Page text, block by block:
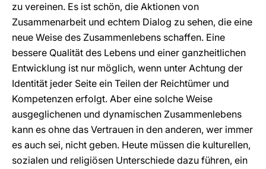
zu vereinen. Es ist schön, die Aktionen von
Zusammenarbeit und echtem Dialog zu sehen, die eine
neue Weise des Zusammenlebens schaffen. Eine
bessere Qualität des Lebens und einer ganzheitlichen
Entwicklung ist nur möglich, wenn unter Achtung der
Identität jeder Seite ein Teilen der Reichtümer und
Kompetenzen erfolgt. Aber eine solche Weise
ausgeglichenen und dynamischen Zusammenlebens
kann es ohne das Vertrauen in den anderen, wer immer
es auch sei, nicht geben. Heute müssen die kulturellen,
sozialen und religiösen Unterschiede dazu führen, ein